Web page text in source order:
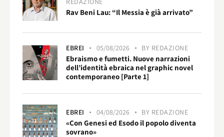
Rav Beni Lau: “Il Messia è già arrivato”
EBREI 05/08/2026 BY REDAZIONE
Ebraismo e fumetti. Nuove narrazioni
dell’identità ebraica nel graphic novel
contemporaneo [Parte 1]
EBREI 04/08/2026 BY REDAZIONE
«Con Genesi ed Esodo il popolo diventa
sovrano»